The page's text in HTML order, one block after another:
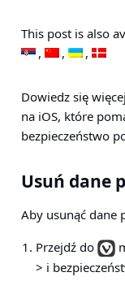
This post is also
Dowiedz się
na iOS, które
bezpieczeństwo
Usuń dane
Aby usunąć dane
Przejdź do
> i